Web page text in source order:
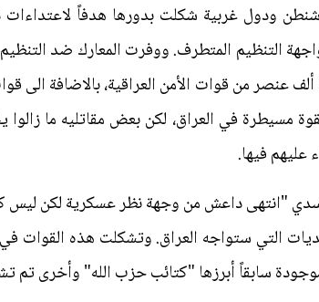
ودول غربية شكلت بدورها هدفاً
التنظيم المتطرف. ووفرت المعارك ضد
أمام هجمة الجهاديين. ودرب التحالف الدولي 125 ألف عنصر من قوات الأمن
مسيطرة في العراق، لكن بعض مقاتليه ما
فيها.
"انتهى داعش من وجهة نظر عسكرية لكن ليس
سابقاً أبرزها "كتائب حزب الله" وأخرى تم